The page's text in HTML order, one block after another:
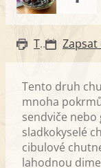
Tisk
Tento druh
mnoha
sendviče nebo
sladkokyselé
cibulové
lahodnou